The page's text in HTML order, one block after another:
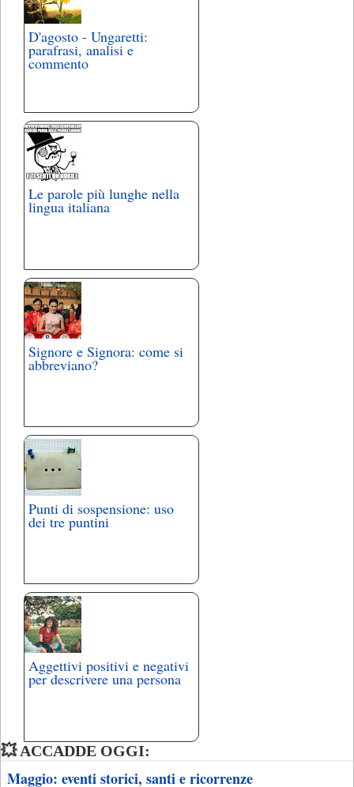
D'agosto - Ungaretti:
parafrasi, analisi e
commento
Le parole più lunghe nella
lingua italiana
Signore e Signora: come si
abbreviano?
Punti di sospensione: uso
dei tre puntini
Aggettivi positivi e negativi
per descrivere una persona
💥 ACCADDE OGGI:
Maggio: eventi storici, santi e ricorrenze